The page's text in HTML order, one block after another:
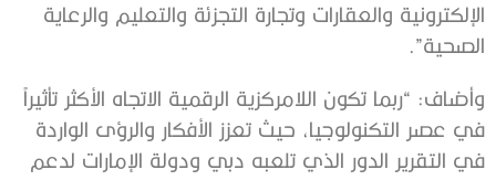
الإلكترونية والعقارات وتجارة التجزئة والتعليم والرعاية
الصحية”.
وأضاف: “ربما تكون اللامركزية الرقمية الاتجاه الأكثر تأثيراً
في عصر التكنولوجيا، حيث تعزز الأفكار والرؤى الواردة
في التقرير الدور الذي تلعبه دبي ودولة الإمارات لدعم